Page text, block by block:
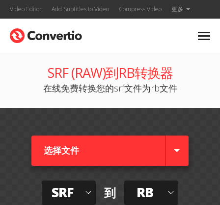
Video Editor Add Subtitles to Video Compress Video 更多
SRF (RAW)到RB转换器
在线免费转换您的srf文件为rb文件
选择文件
SRF 到 RB